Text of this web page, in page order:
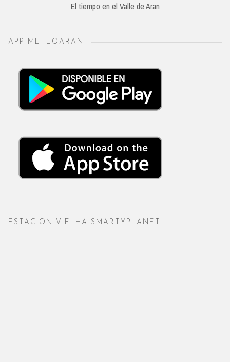
El tiempo en el Valle de Aran
APP METEOARAN
ESTACION VIELHA SMARTYPLANET